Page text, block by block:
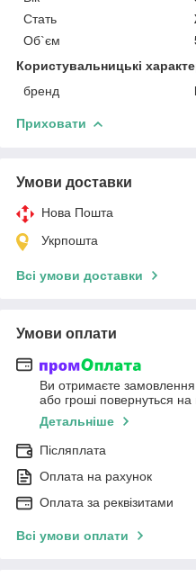
Стать
Об`єм
Користувальницькі
бренд
Приховати
Умови доставки
Нова Пошта
Укрпошта
Всі умови доставки
Умови оплати
Ви отримаєте замовлення
або гроші повернуться на
Детальніше
Післяплата
Оплата на рахунок
Оплата за реквізитами
Всі умови оплати